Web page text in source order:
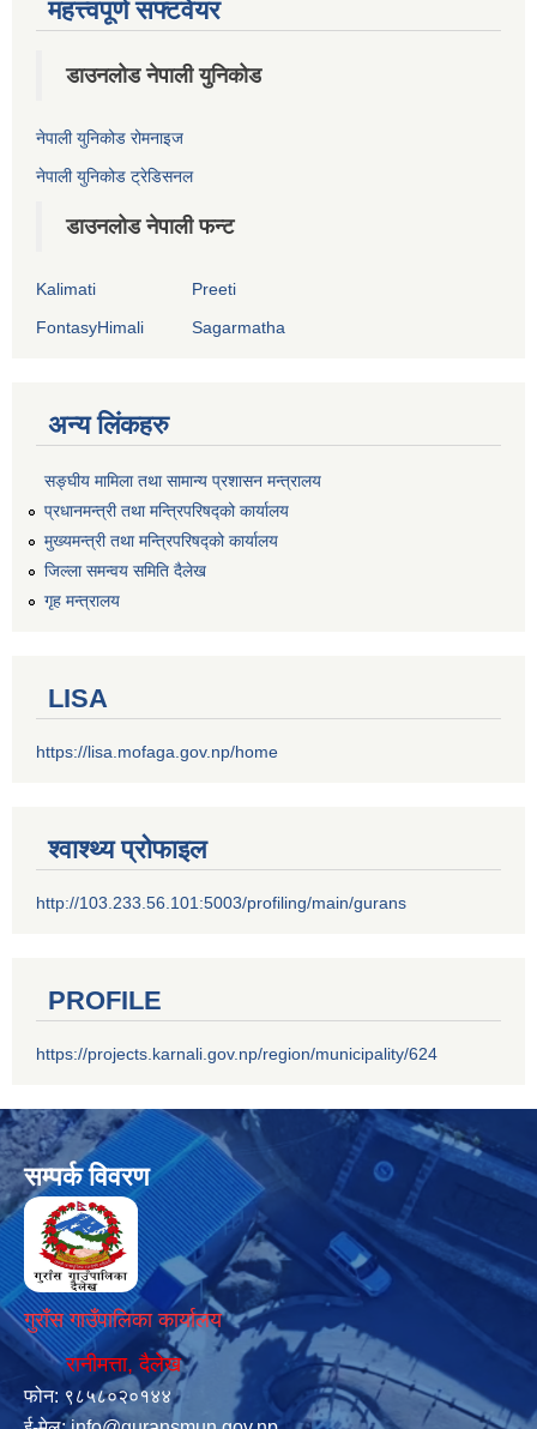
महत्त्वपूर्ण सफ्टवेयर
डाउनलोड नेपाली युनिकोड
नेपाली युनिकोड रोमनाइज
नेपाली युनिकोड ट्रेडिसनल
डाउनलोड नेपाली फन्ट
Kalimati
Preeti
FontasyHimali
Sagarmatha
अन्य लिंकहरु
सङ्‍घीय मामिला तथा सामान्य प्रशासन मन्त्रालय
प्रधानमन्त्री तथा मन्त्रिपरिषद्को कार्यालय
मुख्यमन्त्री तथा मन्त्रिपरिषद्को कार्यालय
जिल्ला समन्वय समिति दैलेख
गृह मन्त्रालय
LISA
https://lisa.mofaga.gov.np/home
श्वाश्थ्य प्रोफाइल
http://103.233.56.101:5003/profiling/main/gurans
PROFILE
https://projects.karnali.gov.np/region/municipality/624
सम्पर्क विवरण
गुराँस गाउँपालिका कार्यालय
रानीमत्ता, दैलेख
फोन: ९८५८०२०१४४